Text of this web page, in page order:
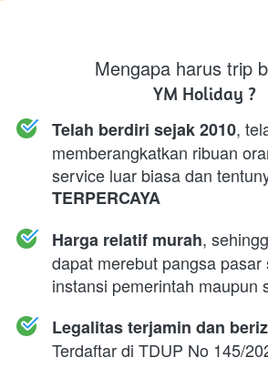
Mengapa harus trip
YM Holiday ?
Telah berdiri sejak 2010,
memberangkatkan ribuan
TERPERCAYA
Harga relatif murah,
dapat merebut pangsa pasar
instansi pemerintah maupun
Legalitas terjamin dan
Terdaftar di TDUP No 145/